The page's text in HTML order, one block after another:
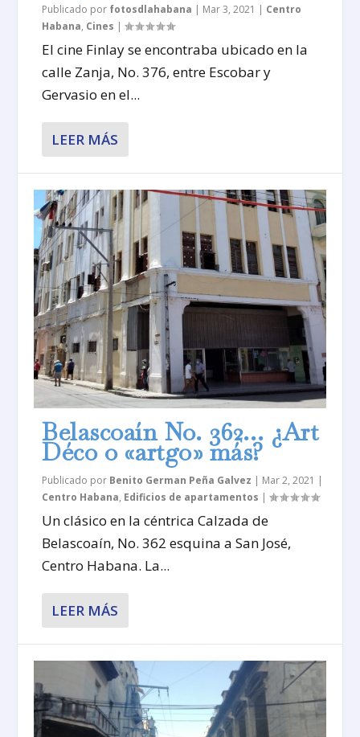
Publicado por fotosdlahabana | Mar 3, 2021 | Centro
Habana, Cines |
El cine Finlay se encontraba ubicado en la
calle Zanja, No. 376, entre Escobar y
Gervasio en el...
LEER MÁS
Belascoaín No. 362… ¿Art
Déco o «artgo» más?
Publicado por Benito German Peña Galvez Mar 2, 2021
Centro Habana, Edificios de apartamentos |
Un clásico en la céntrica Calzada de
Belascoaín, No. 362 esquina a San José,
Centro Habana. La...
LEER MÁS